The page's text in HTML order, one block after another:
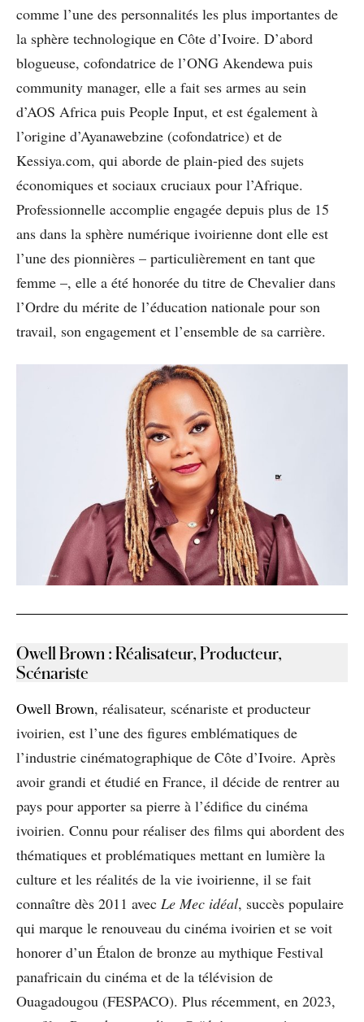
comme l’une des personnalités les plus importantes de
la sphère technologique en Côte d’Ivoire. D’abord
blogueuse, cofondatrice de l’ONG Akendewa puis
community manager, elle a fait ses armes au sein
d’AOS Africa puis People Input, et est également à
l’origine d’Ayanawebzine (cofondatrice) et de
Kessiya.com, qui aborde de plain-pied des sujets
économiques et sociaux cruciaux pour l’Afrique.
Professionnelle accomplie engagée depuis plus de 15
ans dans la sphère numérique ivoirienne dont elle est
l’une des pionnières – particulièrement en tant que
femme –, elle a été honorée du titre de Chevalier dans
l’Ordre du mérite de l’éducation nationale pour son
travail, son engagement et l’ensemble de sa carrière.
Owell Brown : Réalisateur, Producteur,
Scénariste
Owell Brown, réalisateur, scénariste et producteur
ivoirien, est l’une des figures emblématiques de
l’industrie cinématographique de Côte d’Ivoire. Après
avoir grandi et étudié en France, il décide de rentrer au
pays pour apporter sa pierre à l’édifice du cinéma
ivoirien. Connu pour réaliser des films qui abordent des
thématiques et problématiques mettant en lumière la
culture et les réalités de la vie ivoirienne, il se fait
connaître dès 2011 avec Le Mec idéal, succès populaire
qui marque le renouveau du cinéma ivoirien et se voit
honorer d’un Étalon de bronze au mythique Festival
panafricain du cinéma et de la télévision de
Ouagadougou (FESPACO). Plus récemment, en 2023,